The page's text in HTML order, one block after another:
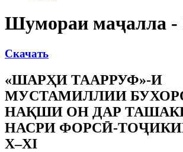
Шумораи маҷалла -
Скачать
«ШАРҲИ ТААРРУФ»-И
МУСТАМИЛЛИИ
НАҚШИ ОН ДАР
НАСРИ ФОРСӢ-
X–XI